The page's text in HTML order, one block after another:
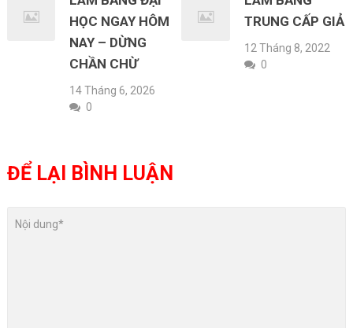
HỌC NGAY HÔM
NAY – DỪNG
CHẦN CHỪ
14 Tháng 6, 2026
0
TRUNG CẤP GIẢ
12 Tháng 8, 2022
0
ĐỂ LẠI BÌNH LUẬN